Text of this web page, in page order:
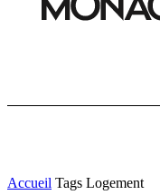
Accueil Tags Logement